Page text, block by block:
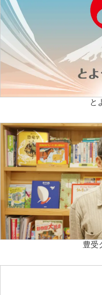
と
豊受